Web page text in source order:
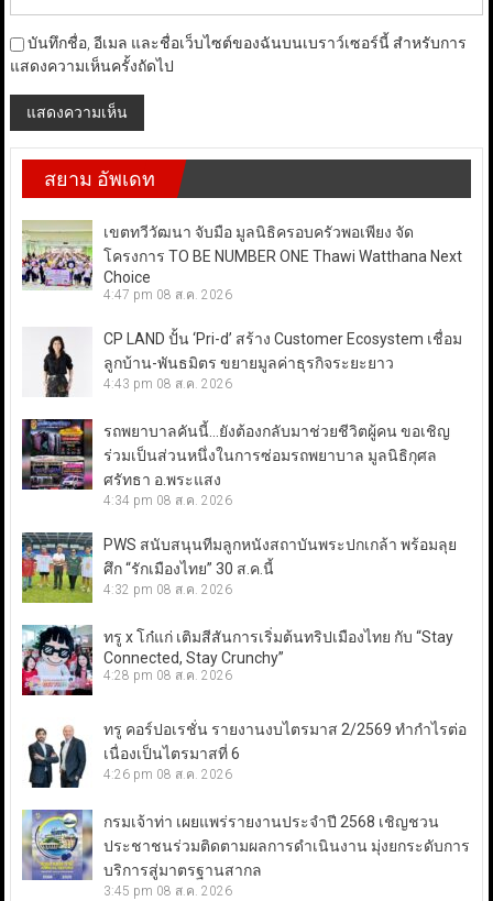
บันทึกชื่อ, อีเมล และชื่อเว็บไซต์ของฉันบนเบราว์เซอร์นี้ สำหรับการ
แสดงความเห็นครั้งถัดไป
สยาม อัพเดท
เขตทวีวัฒนา จับมือ มูลนิธิครอบครัวพอเพียง จัด
โครงการ TO BE NUMBER ONE Thawi Watthana Next
Choice
4:47 pm 08 ส.ค. 2026
CP LAND ปั้น ‘Pri-d’ สร้าง Customer Ecosystem เชื่อม
ลูกบ้าน-พันธมิตร ขยายมูลค่าธุรกิจระยะยาว
4:43 pm 08 ส.ค. 2026
รถพยาบาลคันนี้…ยังต้องกลับมาช่วยชีวิตผู้คน ขอเชิญ
ร่วมเป็นส่วนหนึ่งในการซ่อมรถพยาบาล มูลนิธิกุศล
ศรัทธา อ.พระแสง
4:34 pm 08 ส.ค. 2026
PWS สนับสนุนทีมลูกหนังสถาบันพระปกเกล้า พร้อมลุย
ศึก “รักเมืองไทย” 30 ส.ค.นี้
4:32 pm 08 ส.ค. 2026
ทรู x โก๋แก่ เติมสีสันการเริ่มต้นทริปเมืองไทย กับ “Stay
Connected, Stay Crunchy”
4:28 pm 08 ส.ค. 2026
ทรู คอร์ปอเรชั่น รายงานงบไตรมาส 2/2569 ทำกำไรต่อ
เนื่องเป็นไตรมาสที่ 6
4:26 pm 08 ส.ค. 2026
กรมเจ้าท่า เผยแพร่รายงานประจำปี 2568 เชิญชวน
ประชาชนร่วมติดตามผลการดำเนินงาน มุ่งยกระดับการ
บริการสู่มาตรฐานสากล
3:45 pm 08 ส.ค. 2026